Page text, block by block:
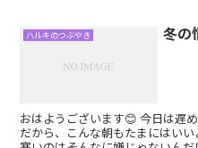
ハルキのつぶやき 冬の
おはようございます😊 今日は遅
だから、こんな朝もたまにはい